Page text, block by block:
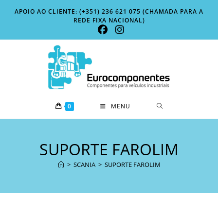
APOIO AO CLIENTE: (+351) 236 621 075 (CHAMADA PARA A
REDE FIXA NACIONAL)
0 MENU
SUPORTE FAROLIM
> SCANIA > SUPORTE FAROLIM